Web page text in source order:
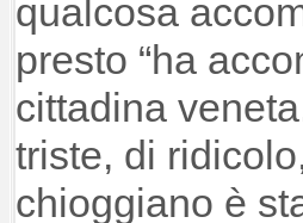
qualcosa
presto “ha
cittadina
triste, di
chioggiano è